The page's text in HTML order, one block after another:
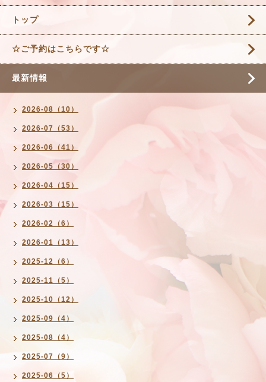
トップ
☆ご予約はこちらです☆
最新情報
2026-08（10）
2026-07（53）
2026-06（41）
2026-05（30）
2026-04（15）
2026-03（15）
2026-02（6）
2026-01（13）
2025-12（6）
2025-11（5）
2025-10（12）
2025-09（4）
2025-08（4）
2025-07（9）
2025-06（5）